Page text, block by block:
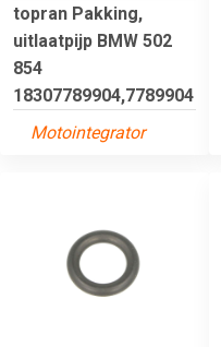
topran Pakking,
uitlaatpijp BMW 502
854
18307789904,7789904
Motointegrator